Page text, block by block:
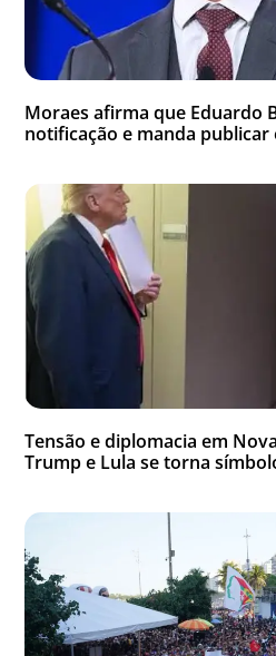
Moraes afirma que Eduardo
notificação e manda publicar
Tensão e diplomacia em
Trump e Lula se torna